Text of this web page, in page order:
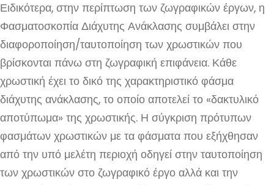
Ειδικότερα, στην περίπτωση των ζωγραφικών έργων, η
Φασματοσκοπία Διάχυτης Ανάκλασης συμβάλει στην
διαφοροποίηση/ταυτοποίηση των χρωστικών που
βρίσκονται πάνω στη ζωγραφική επιφάνεια. Κάθε
χρωστική έχει το δικό της χαρακτηριστικό φάσμα
διάχυτης ανάκλασης, το οποίο αποτελεί το «δακτυλικό
αποτύπωμα» της χρωστικής. Η σύγκριση πρότυπων
φασμάτων χρωστικών με τα φάσματα που εξήχθησαν
από την υπό μελέτη περιοχή οδηγεί στην ταυτοποίηση
των χρωστικών στο ζωγραφικό έργο αλλά και την